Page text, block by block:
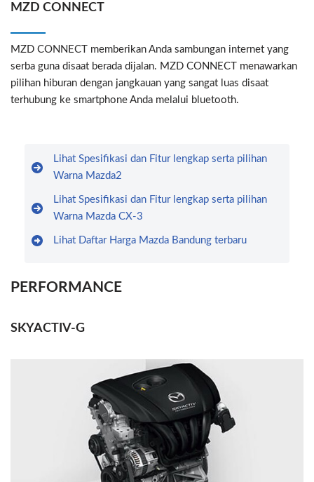
MZD CONNECT
MZD CONNECT memberikan Anda sambungan internet yang
serba guna disaat berada dijalan. MZD CONNECT menawarkan
pilihan hiburan dengan jangkauan yang sangat luas disaat
terhubung ke smartphone Anda melalui bluetooth.
Lihat Spesifikasi dan Fitur lengkap serta pilihan
Warna Mazda2
Lihat Spesifikasi dan Fitur lengkap serta pilihan
Warna Mazda CX-3
Lihat Daftar Harga Mazda Bandung terbaru
PERFORMANCE
SKYACTIV-G